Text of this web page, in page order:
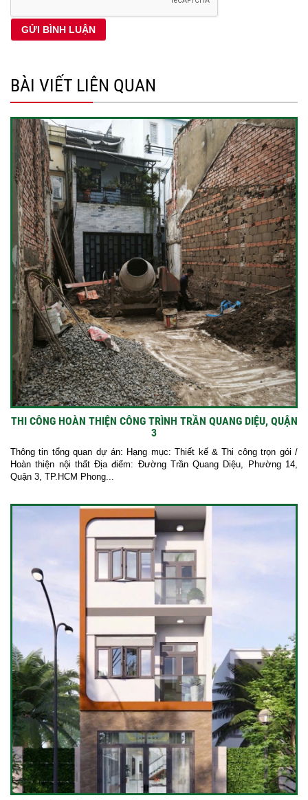
BÀI VIẾT LIÊN QUAN
THI CÔNG HOÀN THIỆN CÔNG TRÌNH TRẦN QUANG DIỆU, QUẬN
3
Thông tin tổng quan dự án: Hạng mục: Thiết kế & Thi công trọn gói /
Hoàn thiện nội thất Địa điểm: Đường Trần Quang Diệu, Phường 14,
Quận 3, TP.HCM Phong...